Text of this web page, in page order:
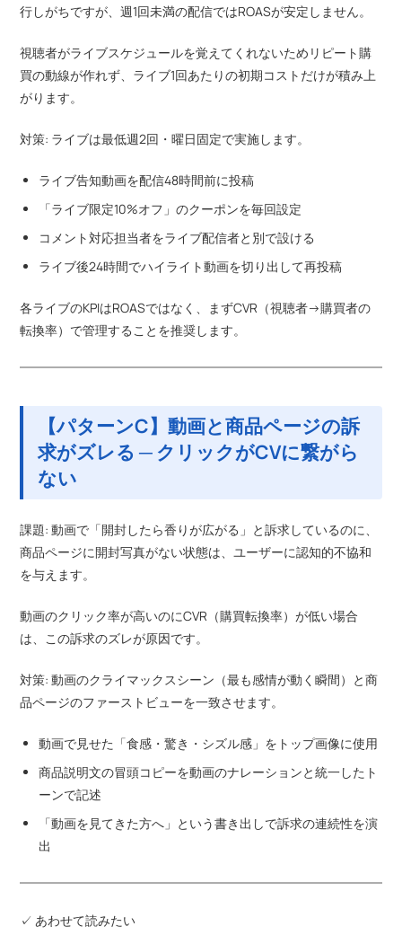
行しがちですが、週1回未満の配信ではROASが安定しません。
視聴者がライブスケジュールを覚えてくれないためリピート購
買の動線が作れず、ライブ1回あたりの初期コストだけが積み上
がります。
対策: ライブは最低週2回・曜日固定で実施します。
ライブ告知動画を配信48時間前に投稿
「ライブ限定10%オフ」のクーポンを毎回設定
コメント対応担当者をライブ配信者と別で設ける
ライブ後24時間でハイライト動画を切り出して再投稿
各ライブのKPIはROASではなく、まずCVR（視聴者→購買者の
転換率）で管理することを推奨します。
【パターンC】動画と商品ページの訴
求がズレる ─ クリックがCVに繋がら
ない
課題: 動画で「開封したら香りが広がる」と訴求しているのに、
商品ページに開封写真がない状態は、ユーザーに認知的不協和
を与えます。
動画のクリック率が高いのにCVR（購買転換率）が低い場合
は、この訴求のズレが原因です。
対策: 動画のクライマックスシーン（最も感情が動く瞬間）と商
品ページのファーストビューを一致させます。
動画で見せた「食感・驚き・シズル感」をトップ画像に使用
商品説明文の冒頭コピーを動画のナレーションと統一したト
ーンで記述
「動画を見てきた方へ」という書き出しで訴求の連続性を演
出
✓ あわせて読みたい